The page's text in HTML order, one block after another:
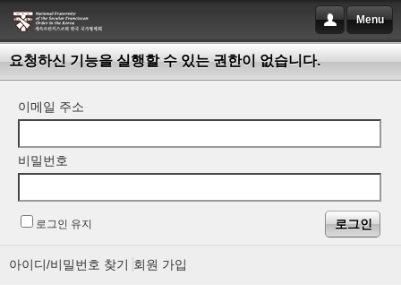
Menu
요청하신 기능을 실행할 수 있는 권한이 없습니다.
이메일 주소
비밀번호
로그인 유지
아이디/비밀번호 찾기 회원 가입